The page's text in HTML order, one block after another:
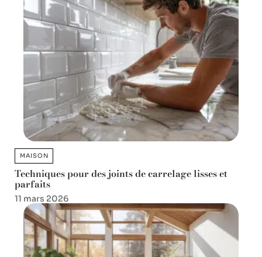
MAISON
Techniques pour des joints de carrelage lisses et
parfaits
11 mars 2026